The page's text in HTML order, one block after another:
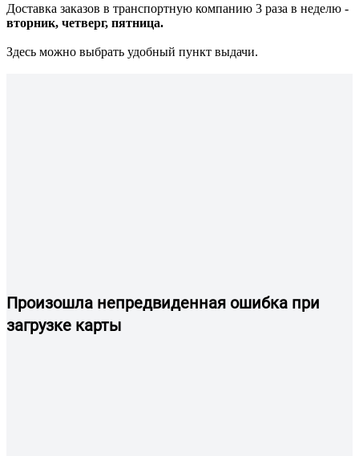
Доставка заказов в транспортную компанию 3 раза в неделю -
вторник, четверг, пятница.
Здесь можно выбрать удобный пункт выдачи.
Произошла непредвиденная ошибка при
загрузке карты